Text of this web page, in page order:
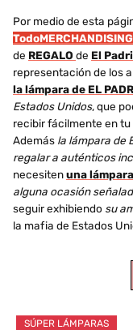
Por medio de esta
de REGALO de El
representación de los
la lámpara de EL
Estados Unidos, que
recibir fácilmente en tu
Además la lámpara de
regalar a auténticos
necesitenuna lámpara
alguna ocasión
seguir exhibiendo su
la mafia de Estados
SÚPER LÁMPARAS